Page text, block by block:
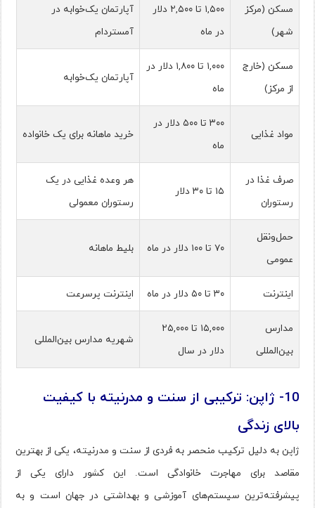
مسکن (مرکز
شهر)
۱,۵۰۰ تا ۲,۵۰۰ دلار
در ماه
آپارتمان یک‌خوابه در
آمستردام
مسکن (خارج
از مرکز)
۱,۰۰۰ تا ۱,۸۰۰ دلار در
ماه
آپارتمان یک‌خوابه
مواد غذایی
۳۰۰ تا ۵۰۰ دلار در
ماه
خرید ماهانه برای یک خانواده
صرف غذا در
رستوران
۱۵ تا ۳۰ دلار
هر وعده غذایی در یک
رستوران معمولی
حمل‌ونقل
عمومی
۷۰ تا ۱۰۰ دلار در ماه بلیط ماهانه
اینترنت ۳۰ تا ۵۰ دلار در ماه اینترنت پرسرعت
مدارس
بین‌المللی
۱۵,۰۰۰ تا ۲۵,۰۰۰
دلار در سال
شهریه مدارس بین‌المللی
10- ژاپن: ترکیبی از سنت و مدرنیته با کیفیت
بالای زندگی
ژاپن به دلیل ترکیب منحصر به فردی از سنت و مدرنیته، یکی از بهترین
مقاصد برای مهاجرت خانوادگی است. این کشور دارای یکی از
پیشرفته‌ترین سیستم‌های آموزشی و بهداشتی در جهان است و به